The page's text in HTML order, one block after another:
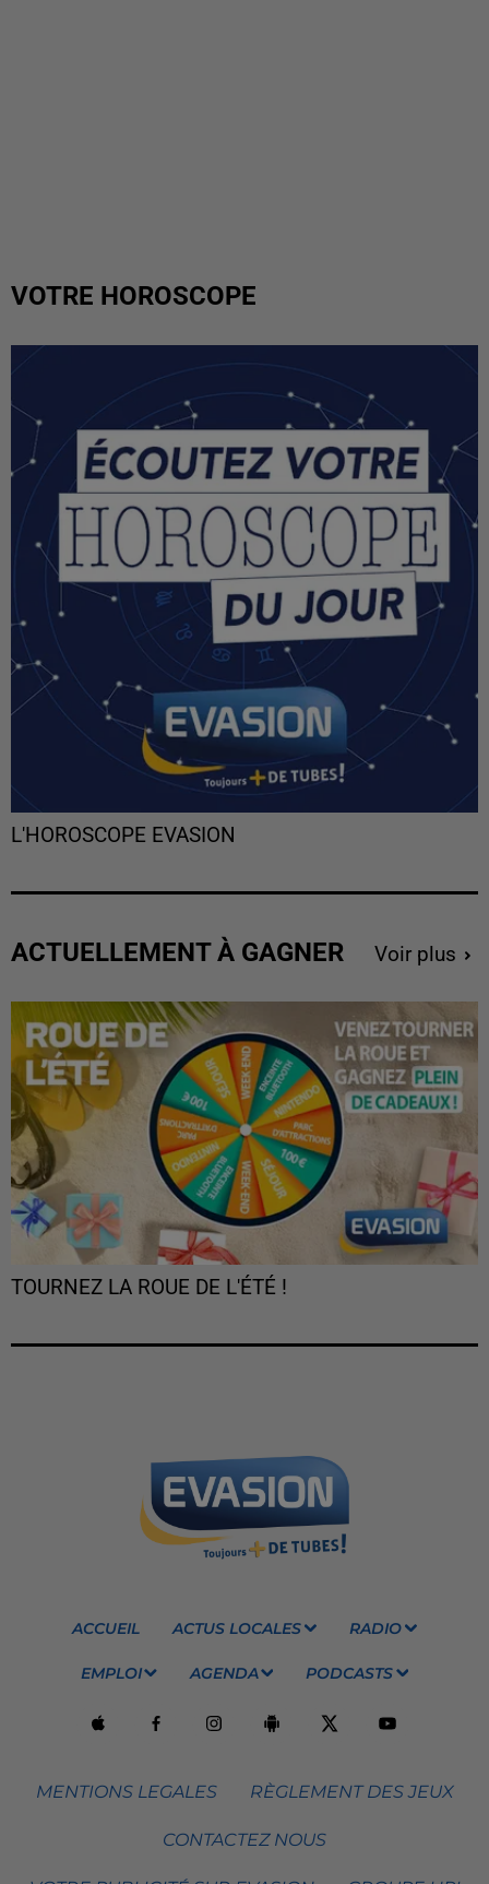
VOTRE HOROSCOPE
L'HOROSCOPE EVASION
ACTUELLEMENT À GAGNER Voir plus
TOURNEZ LA ROUE DE L'ÉTÉ !
ACCUEIL ACTUS LOCALES RADIO
EMPLOI AGENDA PODCASTS
MENTIONS LEGALES RÈGLEMENT DES JEUX
CONTACTEZ NOUS